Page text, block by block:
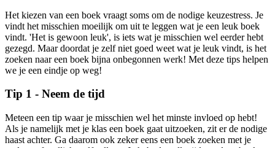
Het kiezen van een boek vraagt soms om de nodige keuzestress. Je
vindt het misschien moeilijk om uit te leggen wat je een leuk boek
vindt. 'Het is gewoon leuk', is iets wat je misschien wel eerder hebt
gezegd. Maar doordat je zelf niet goed weet wat je leuk vindt, is het
zoeken naar een boek bijna onbegonnen werk! Met deze tips helpen
we je een eindje op weg!
Tip 1 - Neem de tijd
Meteen een tip waar je misschien wel het minste invloed op hebt!
Als je namelijk met je klas een boek gaat uitzoeken, zit er de nodige
haast achter. Ga daarom ook zeker eens een boek zoeken met je